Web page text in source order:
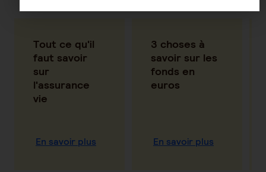
Tout ce qu'il
faut savoir
sur
l'assurance
vie
En savoir plus
3 choses à
savoir sur les
fonds en
euros
En savoir plus